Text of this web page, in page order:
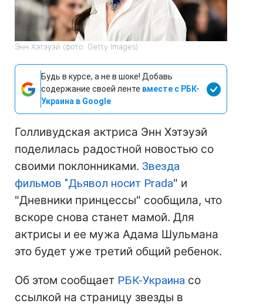
Энн Хэтэуэй (фото: Getty Images)
Будь в курсе, а не в шоке! Добавь
содержание своей ленте вместе с РБК-
Украина в Google
Голливудская актриса Энн Хэтэуэй
поделилась радостной новостью со
своими поклонниками. Звезда
фильмов "Дьявол носит Prada" и
"Дневники принцессы" сообщила, что
вскоре снова станет мамой. Для
актрисы и ее мужа Адама Шульмана
это будет уже третий общий ребенок.
Об этом сообщает РБК-Украина со
ссылкой на страницу звезды в